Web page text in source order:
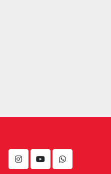
instagramyoutubewhatsapp